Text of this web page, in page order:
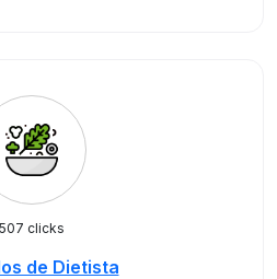
507 clicks
de Dietista